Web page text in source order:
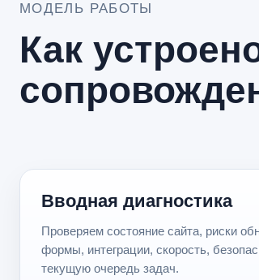
МОДЕЛЬ РАБОТЫ
Как
Вводная диагностика
Проверяем состояние сайта, риски
формы, интеграции, скорость,
текущую очередь задач.